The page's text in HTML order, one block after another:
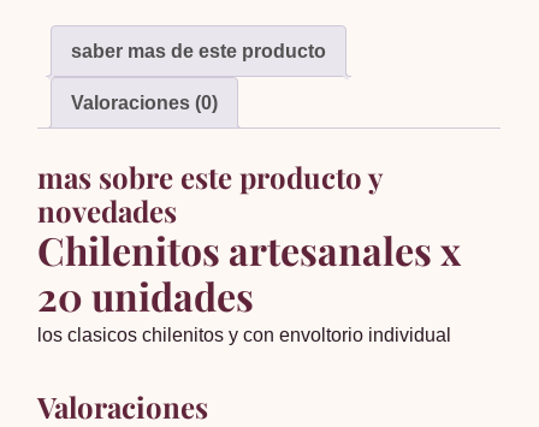
saber mas de este producto
Valoraciones (0)
mas sobre este producto y
novedades
Chilenitos artesanales x
20 unidades
los clasicos chilenitos y con envoltorio individual
Valoraciones